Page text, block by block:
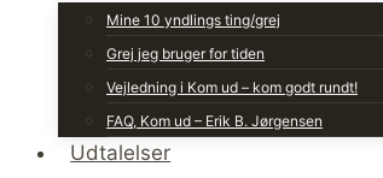
Mine 10 yndlings ting/grej
Grej jeg bruger for tiden
Vejledning i Kom ud – kom godt rundt!
FAQ, Kom ud – Erik B. Jørgensen
Udtalelser